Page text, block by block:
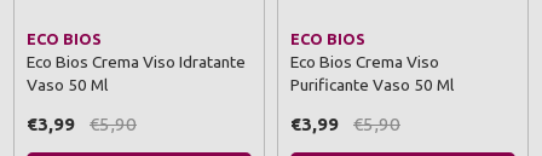
ECO BIOS
Eco Bios Crema Viso Idratante
Vaso 50 Ml
€3,99 €5,90
ECO BIOS
Eco Bios Crema Viso
Purificante Vaso 50 Ml
€3,99 €5,90